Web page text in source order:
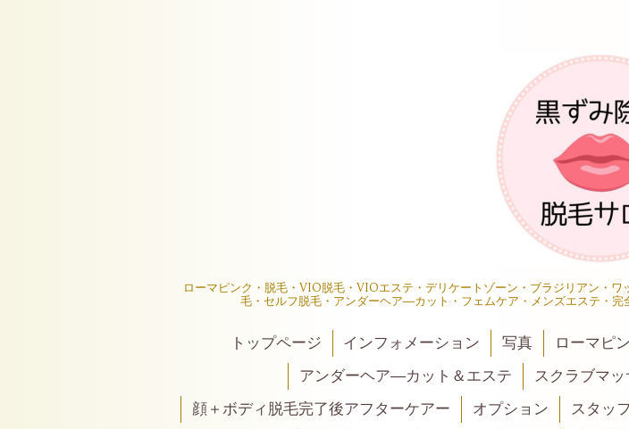
ローマピンク・脱毛・VIO脱毛・VIOエステ・デリケートゾーン・ブラジリアン・
毛・セルフ脱毛・アンダーヘア―カット・フェムケア・メンズエステ・
トップページ インフォメーション 写真 ローマピ
アンダーヘア―カット＆エステ
スクラブマ
顔＋ボディ脱毛完了後アフターケアー
オプション スタッ